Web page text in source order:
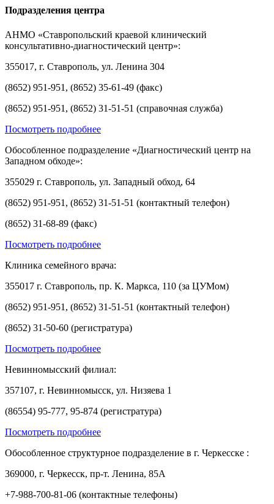
Подразделения центра
АНМО «Ставропольский краевой клинический
консультативно-диагностический центр»:
355017, г. Ставрополь, ул. Ленина 304
(8652) 951-951, (8652) 35-61-49 (факс)
(8652) 951-951, (8652) 31-51-51 (справочная служба)
Посмотреть подробнее
Обособленное подразделение «Диагностический центр на
Западном обходе»:
355029 г. Ставрополь, ул. Западный обход, 64
(8652) 951-951, (8652) 31-51-51 (контактный телефон)
(8652) 31-68-89 (факс)
Посмотреть подробнее
Клиника семейного врача:
355017 г. Ставрополь, пр. К. Маркса, 110 (за ЦУМом)
(8652) 951-951, (8652) 31-51-51 (контактный телефон)
(8652) 31-50-60 (регистратура)
Посмотреть подробнее
Невинномысский филиал:
357107, г. Невинномысск, ул. Низяева 1
(86554) 95-777, 95-874 (регистратура)
Посмотреть подробнее
Обособленное структурное подразделение в г. Черкесске :
369000, г. Черкесск, пр-т. Ленина, 85А
+7-988-700-81-06 (контактные телефоны)